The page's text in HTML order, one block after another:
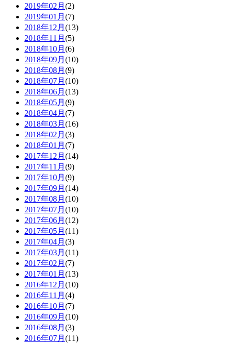
2019年02月 (2)
2019年01月 (7)
2018年12月 (13)
2018年11月 (5)
2018年10月 (6)
2018年09月 (10)
2018年08月 (9)
2018年07月 (10)
2018年06月 (13)
2018年05月 (9)
2018年04月 (7)
2018年03月 (16)
2018年02月 (3)
2018年01月 (7)
2017年12月 (14)
2017年11月 (9)
2017年10月 (9)
2017年09月 (14)
2017年08月 (10)
2017年07月 (10)
2017年06月 (12)
2017年05月 (11)
2017年04月 (3)
2017年03月 (11)
2017年02月 (7)
2017年01月 (13)
2016年12月 (10)
2016年11月 (4)
2016年10月 (7)
2016年09月 (10)
2016年08月 (3)
2016年07月 (11)